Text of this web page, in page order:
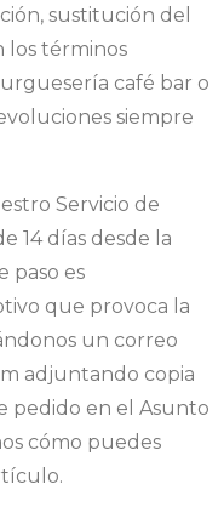
sustitución del
los términos
café bar o
siempre
Servicio de
14 días desde la
paso es
que provoca la
un correo
adjuntando copia
pedido en el Asunto
cómo puedes